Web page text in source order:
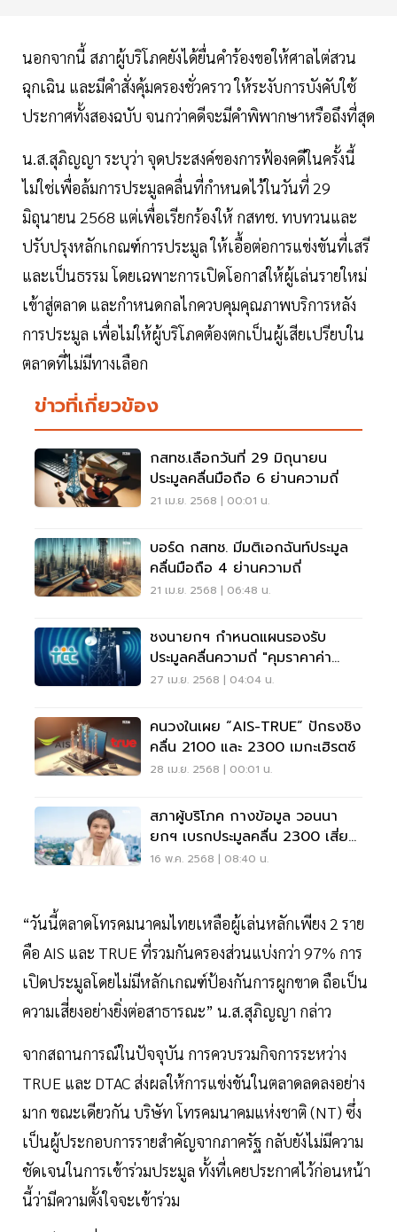
นอกจากนี้ สภาผู้บริโภคยังได้ยื่นคำร้องขอให้ศาลไต่สวน
ฉุกเฉิน และมีคำสั่งคุ้มครองชั่วคราว ให้ระงับการบังคับใช้
ประกาศทั้งสองฉบับ จนกว่าคดีจะมีคำพิพากษาหรือถึงที่สุด
น.ส.สุภิญญา ระบุว่า จุดประสงค์ของการฟ้องคดีในครั้งนี้
ไม่ใช่เพื่อล้มการประมูลคลื่นที่กำหนดไว้ในวันที่ 29
มิถุนายน 2568 แต่เพื่อเรียกร้องให้ กสทช. ทบทวนและ
ปรับปรุงหลักเกณฑ์การประมูล ให้เอื้อต่อการแข่งขันที่เสรี
และเป็นธรรม โดยเฉพาะการเปิดโอกาสให้ผู้เล่นรายใหม่
เข้าสู่ตลาด และกำหนดกลไกควบคุมคุณภาพบริการหลัง
การประมูล เพื่อไม่ให้ผู้บริโภคต้องตกเป็นผู้เสียเปรียบใน
ตลาดที่ไม่มีทางเลือก
ข่าวที่เกี่ยวข้อง
กสทช.เลือกวันที่ 29 มิถุนายน
ประมูลคลื่นมือถือ 6 ย่านความถี่
21 เม.ย. 2568 | 00:01 น.
บอร์ด กสทช. มีมติเอกฉันท์ประมูล
คลื่นมือถือ 4 ย่านความถี่
21 เม.ย. 2568 | 06:48 น.
ชงนายกฯ กำหนดแผนรองรับ
ประมูลคลื่นความถี่ "คุมราคาค่า
บริการ - ผูกขาด"
27 เม.ย. 2568 | 04:04 น.
คนวงในเผย “AIS-TRUE” ปักธงชิง
คลื่น 2100 และ 2300 เมกะเฮิรตซ์
28 เม.ย. 2568 | 00:01 น.
สภาผู้บริโภค กางข้อมูล วอนนา
ยกฯ เบรกประมูลคลื่น 2300 เสี่ยง
ผูกขาด
16 พ.ค. 2568 | 08:40 น.
“วันนี้ตลาดโทรคมนาคมไทยเหลือผู้เล่นหลักเพียง 2 ราย
คือ AIS และ TRUE ที่รวมกันครองส่วนแบ่งกว่า 97% การ
เปิดประมูลโดยไม่มีหลักเกณฑ์ป้องกันการผูกขาด ถือเป็น
ความเสี่ยงอย่างยิ่งต่อสาธารณะ” น.ส.สุภิญญา กล่าว
จากสถานการณ์ในปัจจุบัน การควบรวมกิจการระหว่าง
TRUE และ DTAC ส่งผลให้การแข่งขันในตลาดลดลงอย่าง
มาก ขณะเดียวกัน บริษัท โทรคมนาคมแห่งชาติ (NT) ซึ่ง
เป็นผู้ประกอบการรายสำคัญจากภาครัฐ กลับยังไม่มีความ
ชัดเจนในการเข้าร่วมประมูล ทั้งที่เคยประกาศไว้ก่อนหน้า
นี้ว่ามีความตั้งใจจะเข้าร่วม